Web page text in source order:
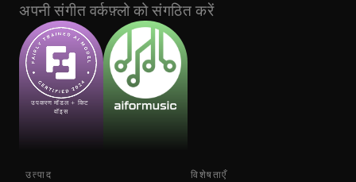
अपनी संगीत वर्कफ़्लो को संगठित करें
उपकरण मॉडल + किट
वॉइस
उत्पाद
विशेषताएँ